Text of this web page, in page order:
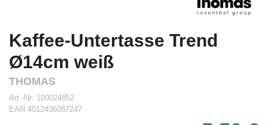
Kaffee-Untertasse Trend
Ø14cm weiß
THOMAS
Art.-Nr: 100024852
EAN 4012436087247